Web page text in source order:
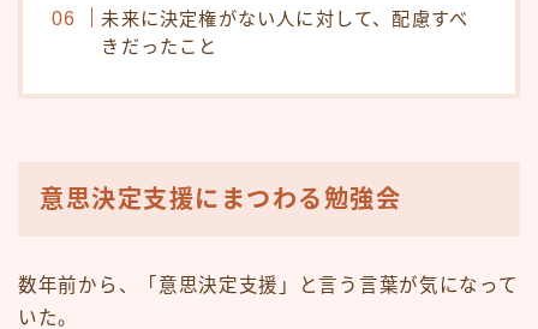
未来に決定権がない人に対して、配慮すべ
きだったこと
意思決定支援にまつわる勉強会
数年前から、「意思決定支援」と言う言葉が気になって
いた。